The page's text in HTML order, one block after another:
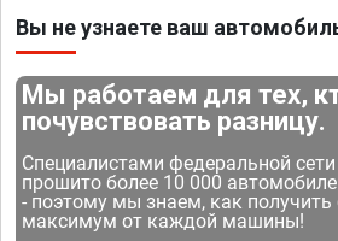
Вы не узнаете ваш
Мы работаем для тех,
почувствовать разницу.
Специалистами федеральной
прошито более 10 000
- поэтому мы знаем, как получить
максимум от каждой машины!